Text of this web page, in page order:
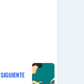
SIGUIENTE